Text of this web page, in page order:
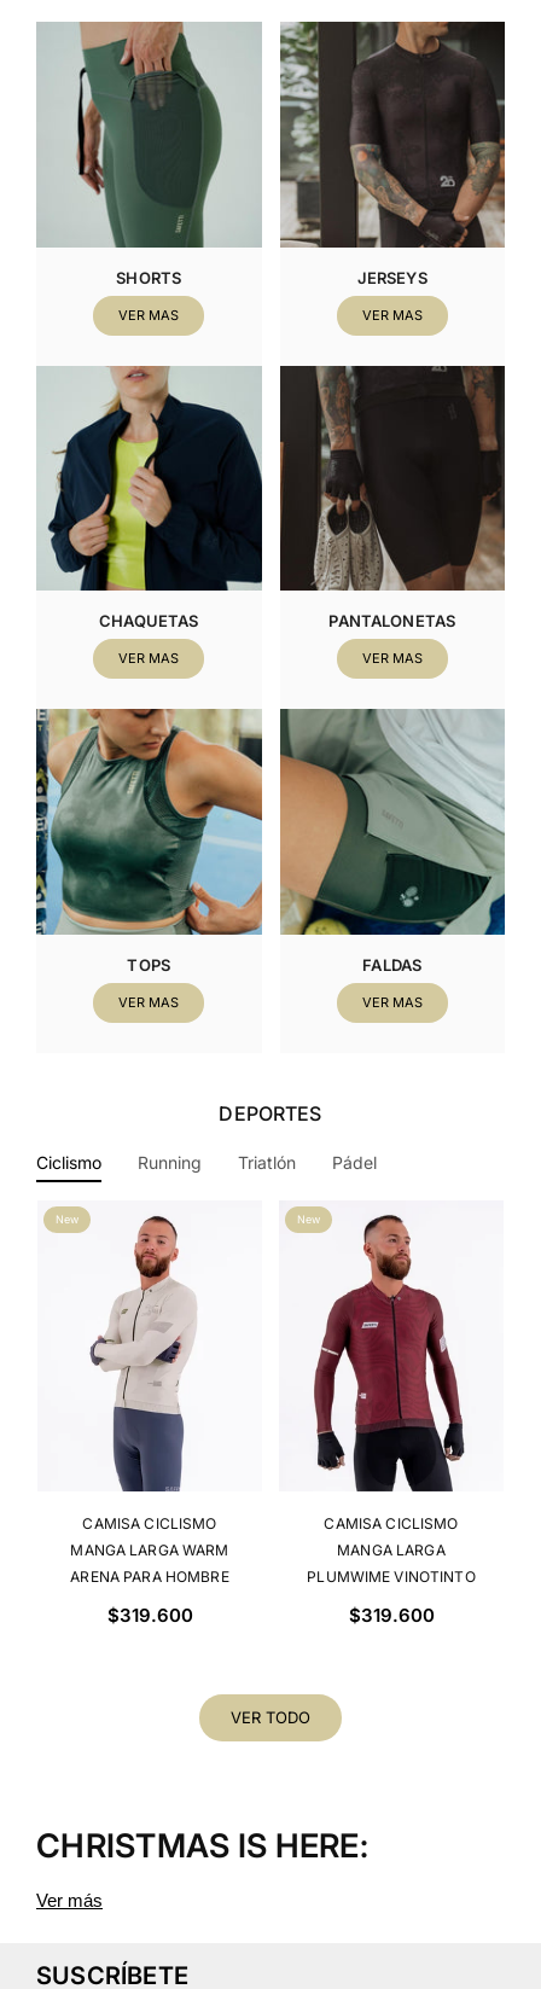
SHORTS
VER MAS
JERSEYS
VER MAS
CHAQUETAS
VER MAS
PANTALONETAS
VER MAS
TOPS
VER MAS
FALDAS
VER MAS
DEPORTES
Ciclismo Running Triatlón Pádel
New
CAMISA CICLISMO
MANGA LARGA WARM
ARENA PARA HOMBRE
Precio
$319.600
New
CAMISA CICLISMO
MANGA LARGA
PLUMWIME VINOTINTO
PARA HOMBRE
Precio
$319.600
VER TODO
CHRISTMAS IS HERE:
REGALOS DE NAVIDAD QUE
ELEVAN EL RENDIMIENTO 🎄
Ver más
SUSCRÍBETE